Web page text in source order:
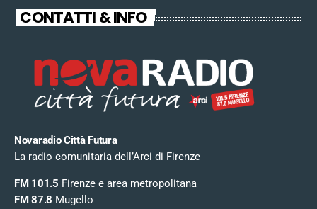
CONTATTI & INFO
Novaradio Città Futura
La radio comunitaria dell’Arci di Firenze
FM 101.5 Firenze e area metropolitana
FM 87.8 Mugello